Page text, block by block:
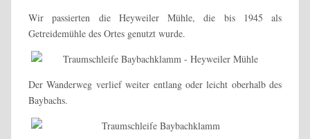
Wir passierten die Heyweiler Mühle, die bis 1945 als
Getreidemühle des Ortes genutzt wurde.
Der Wanderweg verlief weiter entlang oder leicht oberhalb des
Baybachs.